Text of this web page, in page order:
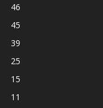
46
45
39
25
15
11